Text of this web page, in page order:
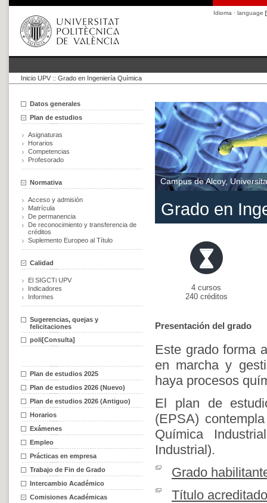
Idioma · language
Inicio UPV :: Grado en Ingeniería Química
Datos generales
Plan de estudios
Asignaturas
Horarios
Competencias
Profesorado
Normativa
Acceso y admisión
Matrícula
De permanencia
De reconocimiento y transferencia de
créditos
Suplemento Europeo al Título
Calidad
El SIGCTi UPV
Indicadores
Informes
Sugerencias, quejas y
felicitaciones
poli[Consulta]
Plan de estudios 2025
Plan de estudios 2026 (Nuevo)
Plan de estudios 2026 (Antiguo)
Horarios
Exámenes
Empleo
Prácticas en empresa
Trabajo de Fin de Grado
Intercambio Académico
Comisiones Académicas
Campus de Alcoy,
Grado en
4 cursos
240 créditos
Presentación del grado
Este grado forma
en marcha y
haya procesos
El plan de
(EPSA)
Química
Industrial).
Grado
Título